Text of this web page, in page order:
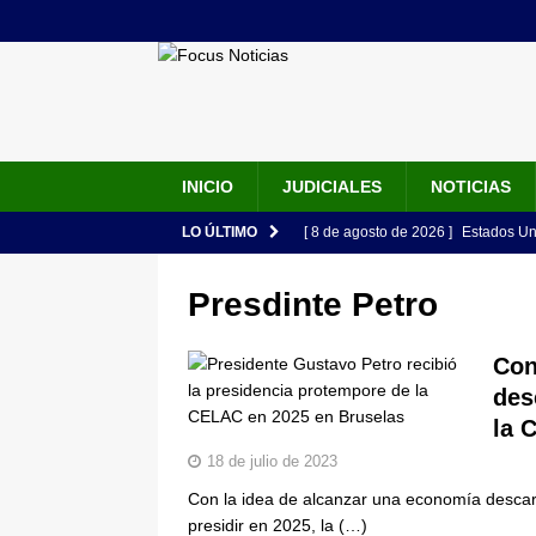
INICIO JUDICIALES NOTICIAS
LO ÚLTIMO [ 8 de agosto de 2026 ] Estados
[ 7 de agosto de 2026 ]
discurso de Abelardo de la
[ 7 de agosto de 2026 ] Abelardo
presidencial en ceremonia en Cali
en la Arena USC y dará su primer
Presdinte Petro
la
18 de julio de 2023
Con la idea de alcanzar una economía
presidir en 2025, la (…)